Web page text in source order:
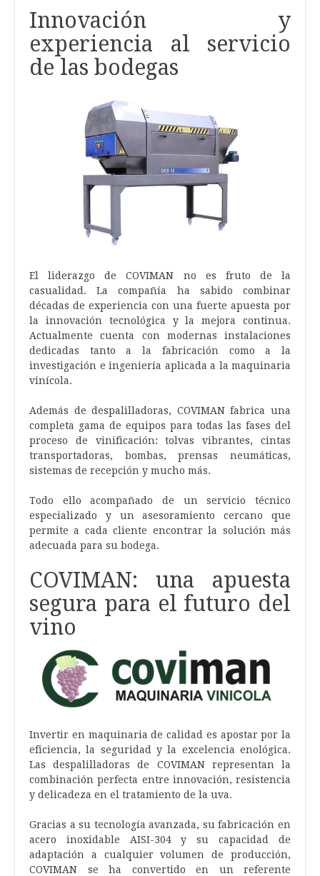
Innovación y
experiencia al servicio
de las bodegas
El liderazgo de COVIMAN no es fruto de la
casualidad. La compañía ha sabido combinar
décadas de experiencia con una fuerte apuesta por
la innovación tecnológica y la mejora continua.
Actualmente cuenta con modernas instalaciones
dedicadas tanto a la fabricación como a la
investigación e ingeniería aplicada a la maquinaria
vinícola.
Además de despalilladoras, COVIMAN fabrica una
completa gama de equipos para todas las fases del
proceso de vinificación: tolvas vibrantes, cintas
transportadoras, bombas, prensas neumáticas,
sistemas de recepción y mucho más.
Todo ello acompañado de un servicio técnico
especializado y un asesoramiento cercano que
permite a cada cliente encontrar la solución más
adecuada para su bodega.
COVIMAN: una apuesta
segura para el futuro del
vino
Invertir en maquinaria de calidad es apostar por la
eficiencia, la seguridad y la excelencia enológica.
Las despalilladoras de COVIMAN representan la
combinación perfecta entre innovación, resistencia
y delicadeza en el tratamiento de la uva.
Gracias a su tecnología avanzada, su fabricación en
acero inoxidable AISI-304 y su capacidad de
adaptación a cualquier volumen de producción,
COVIMAN se ha convertido en un referente